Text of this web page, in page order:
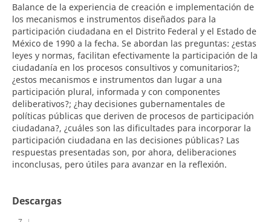
Balance de la experiencia de creación e implementación de
los mecanismos e instrumentos diseñados para la
participación ciudadana en el Distrito Federal y el Estado de
México de 1990 a la fecha. Se abordan las preguntas: ¿estas
leyes y normas, facilitan efectivamente la participación de la
ciudadanía en los procesos consultivos y comunitarios?;
¿estos mecanismos e instrumentos dan lugar a una
participación plural, informada y con componentes
deliberativos?; ¿hay decisiones gubernamentales de
políticas públicas que deriven de procesos de participación
ciudadana?, ¿cuáles son las dificultades para incorporar la
participación ciudadana en las decisiones públicas? Las
respuestas presentadas son, por ahora, deliberaciones
inconclusas, pero útiles para avanzar en la reflexión.
Descargas